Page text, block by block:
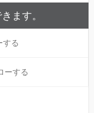
ます。
する
ーする